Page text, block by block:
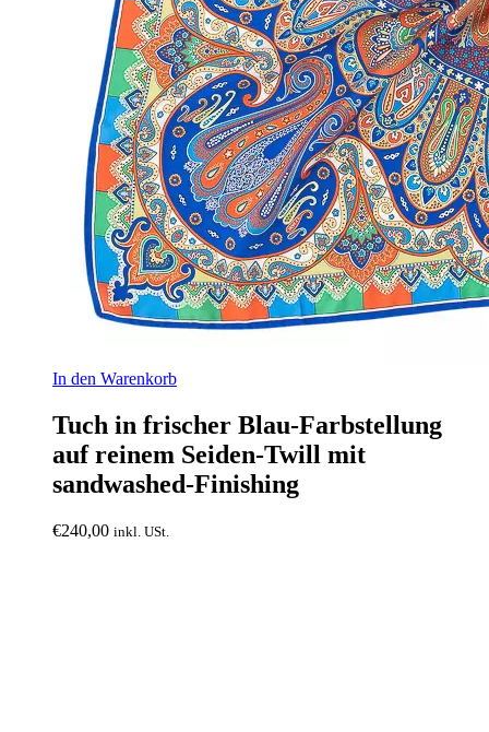
In den Warenkorb
Tuch in frischer Blau-Farbstellung
auf reinem Seiden-Twill mit
sandwashed-Finishing
€240,00 inkl. USt.